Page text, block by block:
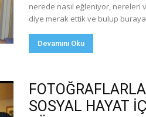
nerede nasıl eğleniyor, nereleri
diye merak ettik ve bulup
Devamını Oku
SOSYAL HAYAT